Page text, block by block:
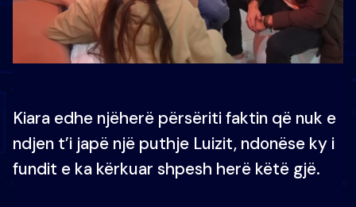
Kiara edhe njëherë përsëriti faktin që nuk e
ndjen t’i japë një puthje Luizit, ndonëse ky i
fundit e ka kërkuar shpesh herë këtë gjë.